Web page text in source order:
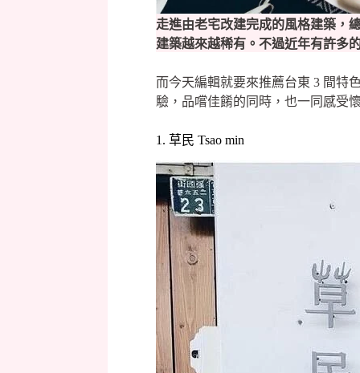
走進由老宅改建完成的風格建築，
建築越來越稀有。不過近年有許多
而今天編輯就要來推薦台東 3 間特
驗，品嚐佳餚的同時，也一同感受
1. 草民 Tsao min